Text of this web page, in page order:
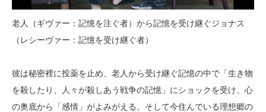
老人（ギヴァー：記憶を注ぐ者）から記憶を受け継ぐジョナス
（レシーヴァー：記憶を受け継ぐ者）
彼は秘密裡に投薬を止め、老人から受け継ぐ記憶の中で「生き物
を殺したり、人々が殺しあう戦争の記憶」にショックを受け、心
の奥底から「感情」がよみがえる。そして今住んでいる理想郷の